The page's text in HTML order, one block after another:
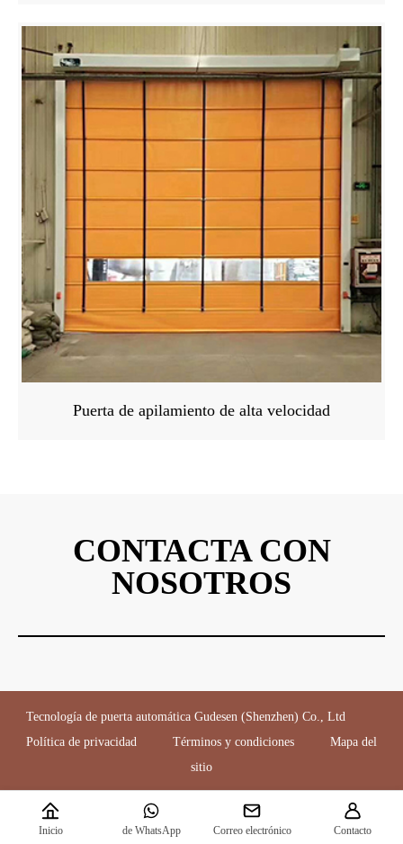
Puerta de apilamiento de alta velocidad
CONTACTA CON
NOSOTROS
Tecnología de puerta automática Gudesen (Shenzhen) Co., Ltd
Política de privacidad
Términos y condiciones
Mapa del
sitio
Inicio de WhatsApp Correo electrónico Contacto